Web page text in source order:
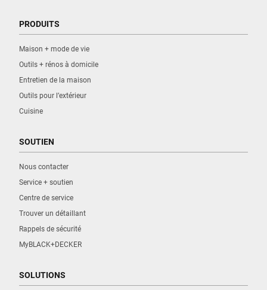
PRODUITS
Maison + mode de vie
Outils + rénos à domicile
Entretien de la maison
Outils pour l’extérieur
Cuisine
SOUTIEN
Nous contacter
Service + soutien
Centre de service
Trouver un détaillant
Rappels de sécurité
MyBLACK+DECKER
SOLUTIONS